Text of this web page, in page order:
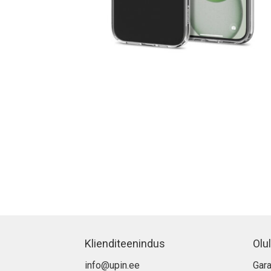
Klienditeenindus
info@upin.ee